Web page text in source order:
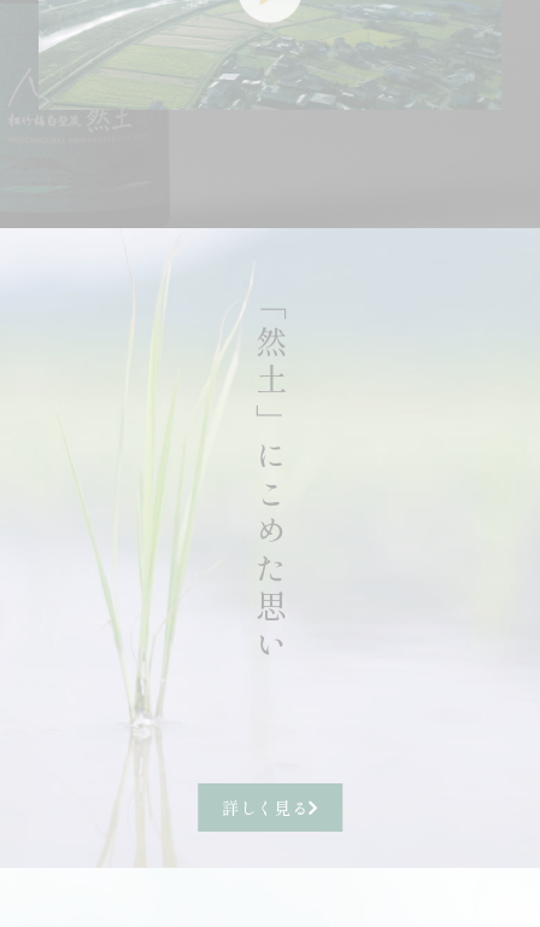
「然土」にこめた思い
詳しく見る